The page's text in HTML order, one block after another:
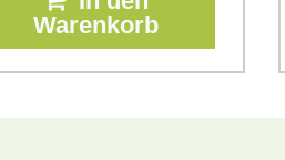
Warenkorb